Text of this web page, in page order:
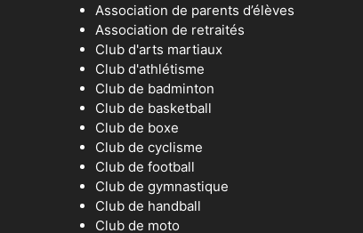
Association de parents d’élèves
Association de retraités
Club d'arts martiaux
Club d'athlétisme
Club de badminton
Club de basketball
Club de boxe
Club de cyclisme
Club de football
Club de gymnastique
Club de handball
Club de moto